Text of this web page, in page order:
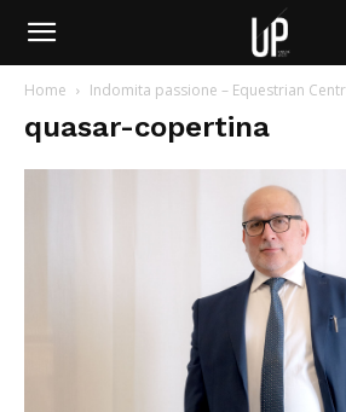
Home Indomita passione – Equestrian
quasar-copertina